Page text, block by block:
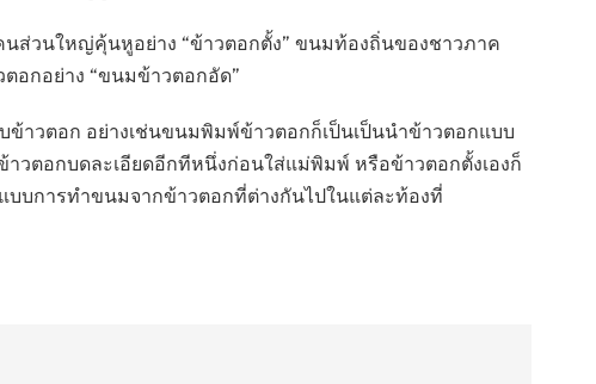
ส่วนใหญ่คุ้นหูอย่าง “ข้าวตอกตั้ง” ขนมท้องถิ่นของชาวภาค
อกอย่าง “ขนมข้าวตอกอัด”
าวตอก อย่างเช่นขนมพิมพ์ข้าวตอกก็เป็นเป็นนำข้าวตอกแบบ
วตอกบดละเอียดอีกทีหนึ่งก่อนใส่แม่พิมพ์ หรือข้าวตอกตั้งเองก็
บบการทำขนมจากข้าวตอกที่ต่างกันไปในแต่ละท้องที่